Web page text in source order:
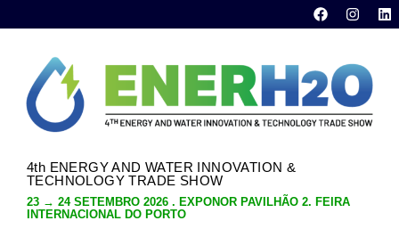
4th ENERGY AND WATER INNOVATION &
TECHNOLOGY TRADE SHOW
23 → 24 SETEMBRO 2026 . EXPONOR PAVILHÃO 2. FEIRA
INTERNACIONAL DO PORTO